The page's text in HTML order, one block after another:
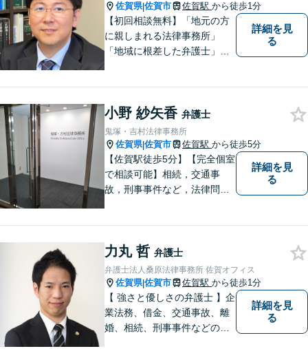
佐賀県|佐賀市 佐賀駅 から徒歩1分
【初回相談無料】「地元の方
に親しまれる法律事務所」
「地域に根差した弁護士」を
など幅広く対応しております
ので、まずはお気軽にご相談
下さい。【JR佐賀駅1分】
【子連れ相談可】
詳細を見
る
小野 紗矢香 弁護士
鬼塚・吉村法律事務所
佐賀県|佐賀市 佐賀駅 から徒歩5分
【佐賀駅徒歩5分】【完全個室
で相談可能】相続，交通事
故，刑事事件など，法律問題
お持ち帰りいただけるよう，
全力を尽くします。
詳細を見
る
力丸 哲 弁護士
弁護士法人桑原法律事務所 佐賀オフィス
佐賀県|佐賀市 佐賀駅 から徒歩1分
【 強さと優しさの弁護士 】企
業法務、借金、交通事故、離
婚、相続、刑事事件などのご
詳細を見
る